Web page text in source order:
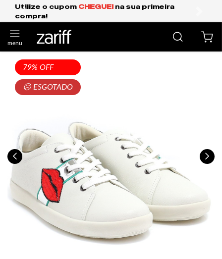
CHEGUEIna sua primeira Frete Grátis
anterior
79% OFF
☹ ESGOTADO